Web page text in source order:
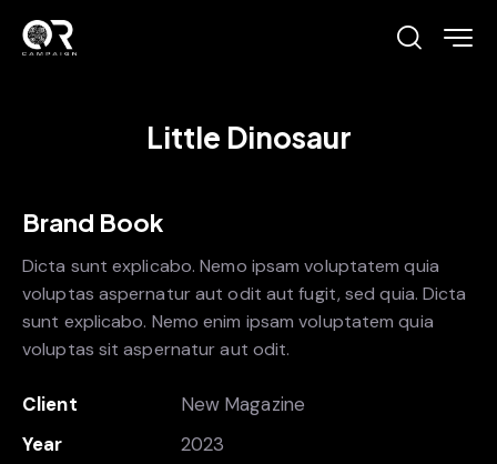
Little Dinosaur
Brand Book
Dicta sunt explicabo. Nemo ipsam voluptatem quia
voluptas aspernatur aut odit aut fugit, sed quia. Dicta
sunt explicabo. Nemo enim ipsam voluptatem quia
voluptas sit aspernatur aut odit.
Client
New Magazine
Year
2023